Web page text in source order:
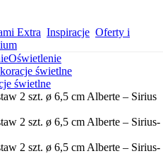
Extra Inspiracje Oferty i
Oświetlenie
świetlne
świetlne